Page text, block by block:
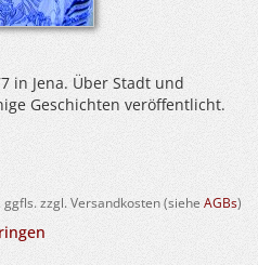
in Jena. Über Stadt und
Geschichten veröffentlicht.
zzgl. Versandkosten (siehe AGBs)